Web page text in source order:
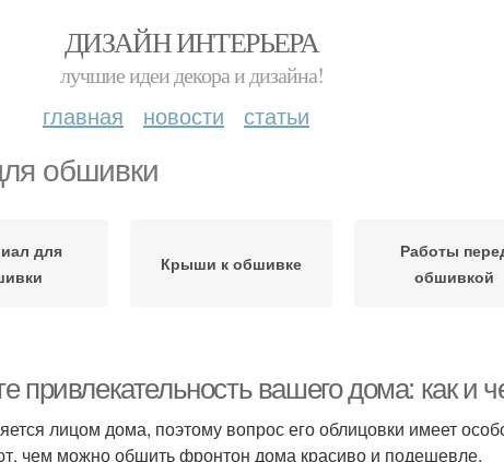
ДИЗАЙН ИНТЕРЬЕРА
лучшие идеи декора и дизайна!
главная новости статьи
обшивки
для
Крыши к обшивке
Работы
обшивкой
привлекательность вашего дома: как
лицом дома, поэтому вопрос его облицовки имеет
чем можно обшить фронтон дома красиво и подешевле.